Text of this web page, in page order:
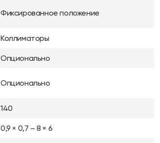
Фиксированное положение
Коллиматоры
Опционально
Опционально
140
0,9 × 0,7 – 8 × 6